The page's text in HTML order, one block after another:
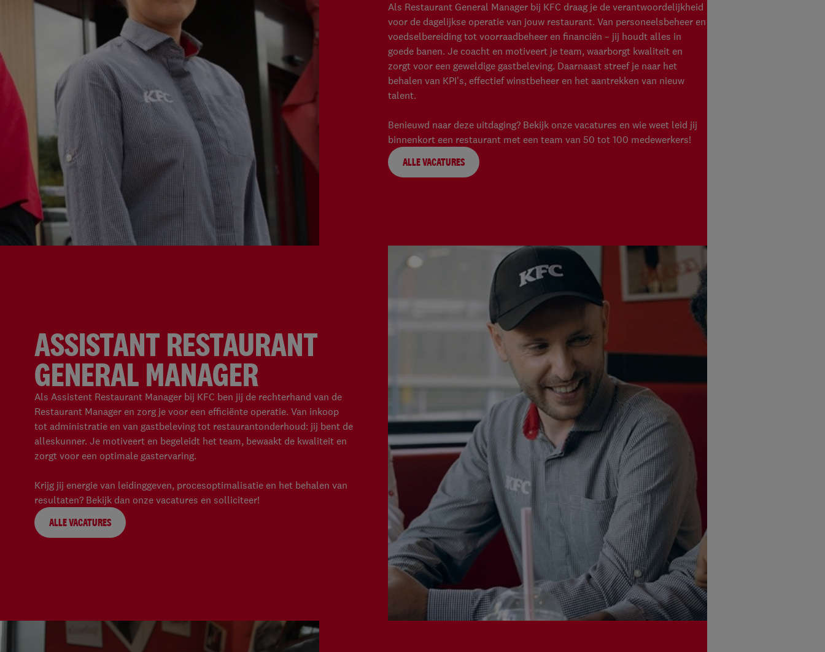
Als Restaurant General Manager bij KFC draag je de verantwoordelijkheid
voor de dagelijkse operatie van jouw restaurant. Van personeelsbeheer en
voedselbereiding tot voorraadbeheer en financiën – jij houdt alles in
goede banen. Je coacht en motiveert je team, waarborgt kwaliteit en
zorgt voor een geweldige gastbeleving. Daarnaast streef je naar het
behalen van KPI's, effectief winstbeheer en het aantrekken van nieuw
talent.
Benieuwd naar deze uitdaging? Bekijk onze vacatures en wie weet leid jij
binnenkort een restaurant met een team van 50 tot 100 medewerkers!
ALLE VACATURES
ASSISTANT RESTAURANT
GENERAL MANAGER
Als Assistent Restaurant Manager bij KFC ben jij de rechterhand van de
Restaurant Manager en zorg je voor een efficiënte operatie. Van inkoop
tot administratie en van gastbeleving tot restaurantonderhoud: jij bent de
alleskunner. Je motiveert en begeleidt het team, bewaakt de kwaliteit en
zorgt voor een optimale gastervaring.
Krijg jij energie van leidinggeven, procesoptimalisatie en het behalen van
resultaten? Bekijk dan onze vacatures en solliciteer!
ALLE VACATURES